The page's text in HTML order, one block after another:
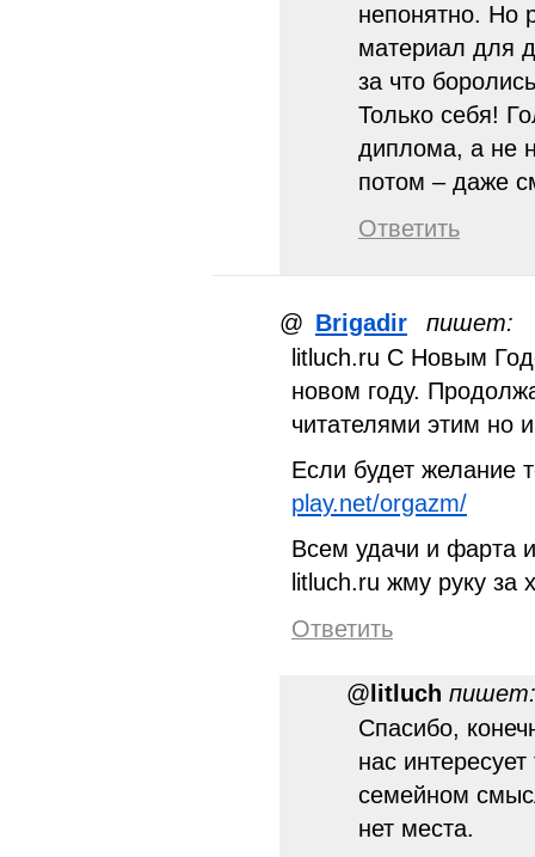
непонятно. Но
материал для
за что
Только себя!
диплома, а не
потом – даже
Ответить
@ Brigadir
пишет:
litluch.ru С Новым
новом году.
читателями этим но
Если будет желание
play.net/orgazm/
Всем удачи и фарта
litluch.ru жму руку за
Ответить
@ litluch пишет:
Спасибо,
нас
семейном
нет места.